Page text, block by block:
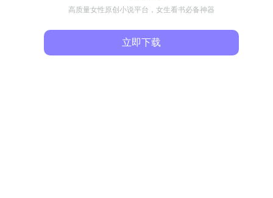
高质量女性原创小说平台，女生看书必备神器
立即下载